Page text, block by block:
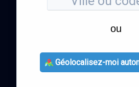
ou
Géolocalisez-moi